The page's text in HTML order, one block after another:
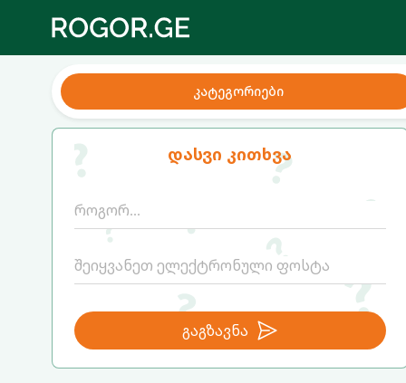
კატეგორიები
დასვი კითხვა
გაგზავნა